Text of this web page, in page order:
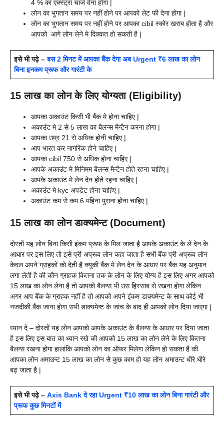
4 % का एक्स्ट्रा चार्ज देना होगा |
लोन का भुगतान समय पर नहीं होने पर आपको लेट फी देना होगा |
लोन का भुगतान समय पर नहीं होने पर आपका cibil स्कोर खराब होता है और
आपको आगे लोन लेने मे दिक्कत हो सकती है |
इसे भी पढ़े –बस 2 मिनट में आपका बैंक देगा अब Urgent ₹6 लाख का लोन
बिना इनकम प्रूफ और गारंटी के
15 लाख का लोन के लिए योग्यता (Eligibility)
आपका अकाउंट किसी भी बैंक मे होना चाहिए |
अकाउंट मे 2 से 5 लाख का बैलन्स मैन्टैन करना होगा |
आपका उम्र 21 से अधिक होनी चाहिए |
आप भारत कर नागरिक होने चाहिए |
आपका cibil 750 से अधिक होना चाहिए |
आपके अकाउंट मे मिनिमम बैलन्स मैन्टैन होते रहना चाहिए |
आपके अकाउंट मे लेन देन होते रहना चाहिए |
अकाउंट मे kyc अपडेट होना चाहिए |
अकाउंट कम से कम 6 महिना पुराना होना चाहिए |
15 लाख का लोन डाक्यमेन्ट (Document)
दोस्तों यह लोन बिना किसी इंकम प्रूफ के मिल जाता है आपके अकाउंट के लें देन के
आधार पर इस लिए तो इसे प्री अप्रूव लोन कहा जाता है सभी बैंक प्री अप्रूव लोन
केवल अपने ग्राहकों को देती है क्युकी बैंक मे लेन देन के आधार पर बैंक यह अनुमान
लगा लेती है की कौन ग्राहक कितना तक के लोन के लिए योग्य है इस लिए अगर आपको
15 लाख का लोन लेना है तो आपको बैलन्स भी उस हिस्साब से रखना होगा लेकिन
अगर आप बैंक के ग्राहक नहीं है तो आपको अपने इंकम डाक्यमेन्ट के साथ कोई भी
नजदीकी बैंक जाना होगा सभी डाक्यमेन्ट के जांच के बाद ही आपको लोन दिया जाएगा |
ध्यान दे – दोस्तों यह लोन आपको आपके अकाउंट के बैलन्स के आधार पर दिया जाता
है इस लिए इस बात का ध्यान रखे की आपको 15 लाख का लोन लेने के लिए कितना
बैलन्स रखना होगा हालांकि आपको लोन का ऑफर मिलेगा लेकिन हो सकता है की
आपका लोन अमाउन्ट 15 लाख का लोन से कुछ काम हो यह लोन अमाउन्ट धीरे धीरे
बढ़ जाता है |
इसे भी पढ़े – Axis Bank दे रहा Urgent ₹10 लाख का लोन बिना गारंटी और
प्रूफ कुछ मिनटों में